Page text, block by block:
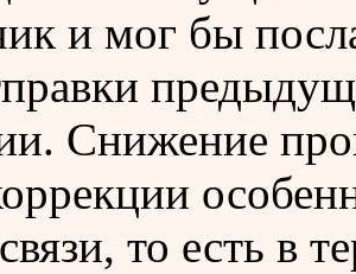
и мог бы
Снижение
то есть в